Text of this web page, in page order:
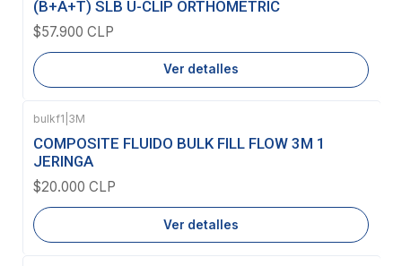
(B+A+T) SLB U-CLIP ORTHOMETRIC
$57.900 CLP
Ver detalles
Agotado
bulkf1 3M
COMPOSITE FLUIDO BULK FILL FLOW 3M 1
JERINGA
$20.000 CLP
Ver detalles